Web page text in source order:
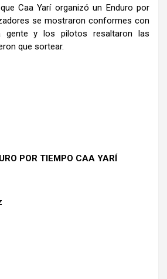
Caa Yarí organizó un Enduro por
se mostraron conformes con
gente y los pilotos resaltaron las
que sortear.
POR TIEMPO CAA YARÍ